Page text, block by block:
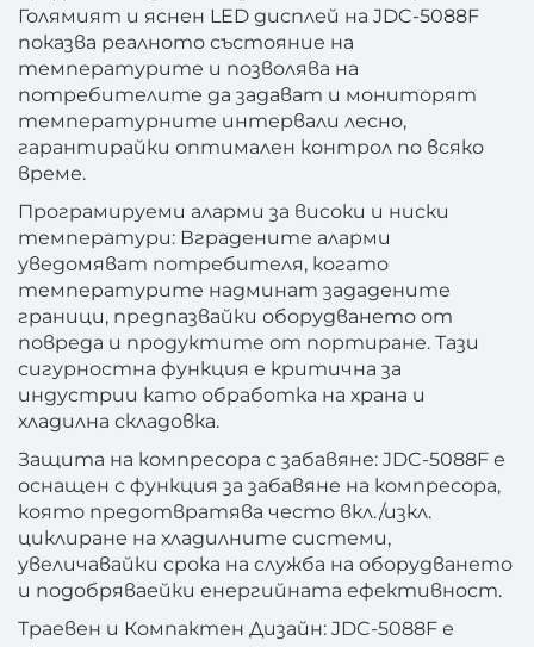
Голямият и яснен LED дисплей на JDC-5088F
показва реалното състояние на
температурите и позволява на
потребителите да задават и мониторят
температурните интервали лесно,
гарантирайки оптимален контрол по всяко
време.
Програмируеми аларми за високи и ниски
температури: Вградените аларми
уведомяват потребителя, когато
температурите надминат зададените
граници, предпазвайки оборудването от
повреда и продуктите от портиране. Тази
сигурностна функция е критична за
индустрии като обработка на храна и
хладилна складовка.
Защита на компресора с забавяне: JDC-5088F е
оснащен с функция за забавяне на компресора,
която предотвратява често вкл./изкл.
циклиране на хладилните системи,
увеличавайки срока на служба на оборудването
и подобряваейки енергийната ефективност.
Траевен и Компактен Дизайн: JDC-5088F е